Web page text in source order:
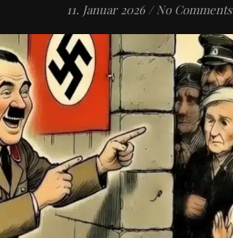
11. Januar 2026 / No Comments